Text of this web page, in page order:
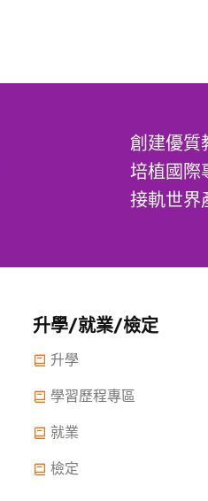
創建優質
培植國際
接軌世界
升學/就業/檢定
升學
學習歷程專區
就業
檢定